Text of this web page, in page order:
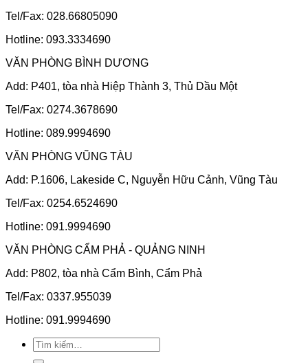
Tel/Fax: 028.66805090
Hotline: 093.3334690
VĂN PHÒNG BÌNH DƯƠNG
Add: P401, tòa nhà Hiệp Thành 3, Thủ Dầu Một
Tel/Fax: 0274.3678690
Hotline: 089.9994690
VĂN PHÒNG VŨNG TÀU
Add: P.1606, Lakeside C, Nguyễn Hữu Cảnh, Vũng Tàu
Tel/Fax: 0254.6524690
Hotline: 091.9994690
VĂN PHÒNG CẨM PHẢ - QUẢNG NINH
Add: P802, tòa nhà Cẩm Bình, Cẩm Phả
Tel/Fax: 0337.955039
Hotline: 091.9994690
Tìm
kiếm: